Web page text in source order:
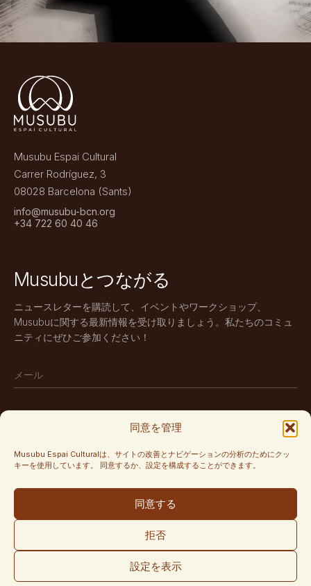
同意を管理
Musubu Espai Culturalは、サイトの改善とナビゲーションの分析のためにクッ
キーを使用しています。 同意するか、設定を構成することができます。
同意する
拒否
設定を表示
Musubu Espai Cultural
Carrer Rodríguez, 3
08028 Barcelona (Sants)
info@musubu-bcn.org
+34 722 60 40 46
Musubuとつながる
ニュースレターを購読して、イベントやワークショップ、
Musubuに関する最新情報を受け取りましょう。私たちのコミュ
ニティにぜひご参加ください！
フォローする
プライバシーポリシークッキーポリシー法的通知